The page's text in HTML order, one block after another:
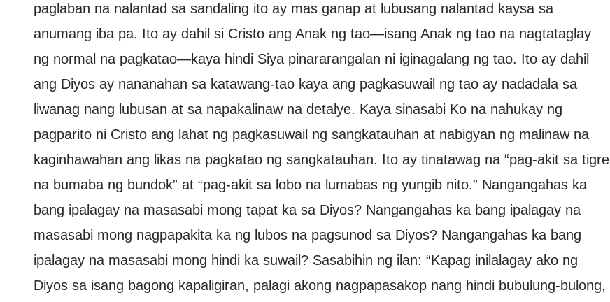
paglaban na nalantad sa sandaling ito ay mas ganap at lubusang nalantad kaysa sa
anumang iba pa. Ito ay dahil si Cristo ang Anak ng tao—isang Anak ng tao na nagtataglay
ng normal na pagkatao—kaya hindi Siya pinararangalan ni iginagalang ng tao. Ito ay dahil
ang Diyos ay nananahan sa katawang-tao kaya ang pagkasuwail ng tao ay nadadala sa
liwanag nang lubusan at sa napakalinaw na detalye. Kaya sinasabi Ko na nahukay ng
pagparito ni Cristo ang lahat ng pagkasuwail ng sangkatauhan at nabigyan ng malinaw na
kaginhawahan ang likas na pagkatao ng sangkatauhan. Ito ay tinatawag na “pag-akit sa tigre
na bumaba ng bundok” at “pag-akit sa lobo na lumabas ng yungib nito.” Nangangahas ka
bang ipalagay na masasabi mong tapat ka sa Diyos? Nangangahas ka bang ipalagay na
masasabi mong nagpapakita ka ng lubos na pagsunod sa Diyos? Nangangahas ka bang
ipalagay na masasabi mong hindi ka suwail? Sasabihin ng ilan: “Kapag inilalagay ako ng
Diyos sa isang bagong kapaligiran, palagi akong nagpapasakop nang hindi bubulung-bulong,